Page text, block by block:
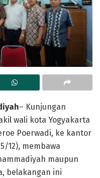
– Kunjungan
wali kota Yogyakarta
Poerwadi, ke kantor
12), membawa
maupun
belakangan ini